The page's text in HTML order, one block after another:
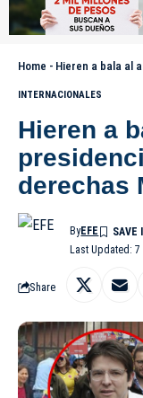
Home - Hieren a bala al
INTERNACIONALES
Hieren a
derechas
Last Updated: 7
ByEFE
Share